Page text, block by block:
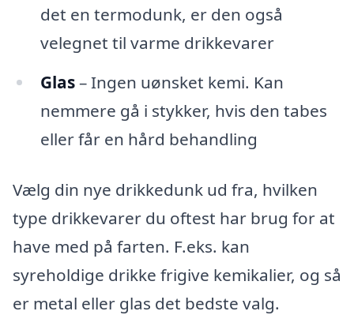
det en termodunk, er den også
velegnet til varme drikkevarer
Glas– Ingen uønsket kemi. Kan
nemmere gå i stykker, hvis den tabes
eller får en hård behandling
Vælg din nye drikkedunk ud fra, hvilken
type drikkevarer du oftest har brug for at
have med på farten. F.eks. kan
syreholdige drikke frigive kemikalier, og så
er metal eller glas det bedste valg.